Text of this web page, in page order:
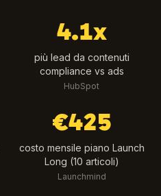
4.1x
più lead da contenuti
compliance vs ads
HubSpot
€425
costo mensile piano Launch
Long (10 articoli)
Launchmind